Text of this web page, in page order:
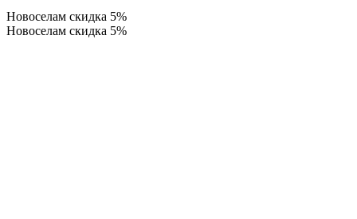
Новоселам скидка 5%
Новоселам скидка 5%